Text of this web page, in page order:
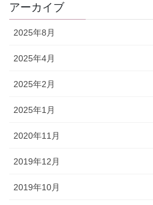
アーカイブ
2025年8月
2025年4月
2025年2月
2025年1月
2020年11月
2019年12月
2019年10月